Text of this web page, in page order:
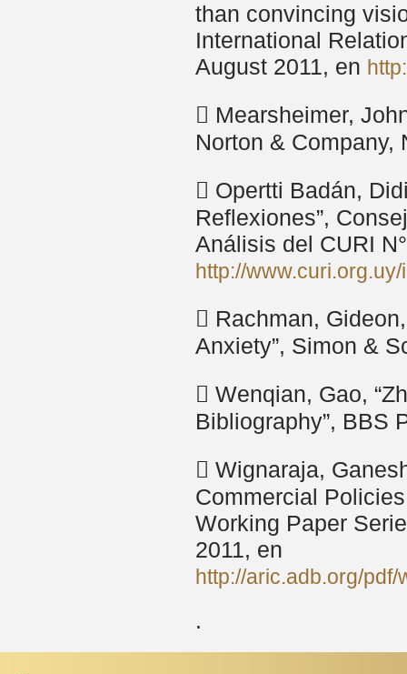
than convincing
International
August 2011, en
 Mearsheimer,
Norton & Company,
 Opertti Badán,
Reflexiones”,
Análisis del CURI
http://
 Rachman,
Anxiety”, Simon &
 Wenqian, Gao,
Bibliography”, BBS
 Wignaraja,
Commercial
Working Paper
2011, en
http://aric.adb.org/
.